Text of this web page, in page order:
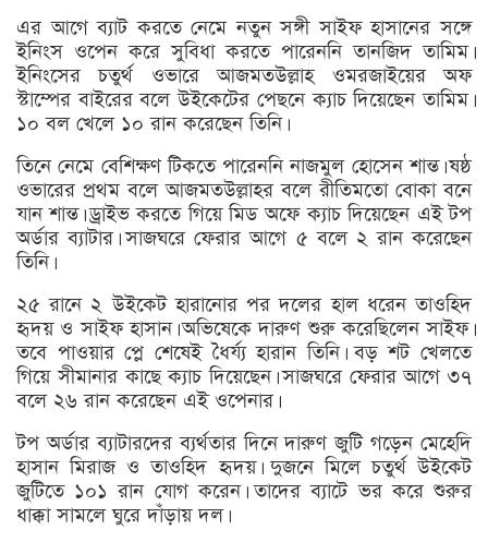
এর আগে ব্যাট করতে নেমে নতুন সঙ্গী সাইফ হাসানের সঙ্গে
ইনিংস ওপেন করে সুবিধা করতে পারেননি তানজিদ তামিম।
ইনিংসের চতুর্থ ওভারে আজমতউল্লাহ ওমরজাইয়ের অফ
স্টাম্পের বাইরের বলে উইকেটের পেছনে ক্যাচ দিয়েছেন তামিম।
১০ বল খেলে ১০ রান করেছেন তিনি।
তিনে নেমে বেশিক্ষণ টিকতে পারেননি নাজমুল হোসেন শান্ত। ষষ্ঠ
ওভারের প্রথম বলে আজমতউল্লাহর বলে রীতিমতো বোকা বনে
যান শান্ত। ড্রাইভ করতে গিয়ে মিড অফে ক্যাচ দিয়েছেন এই টপ
অর্ডার ব্যাটার। সাজঘরে ফেরার আগে ৫ বলে ২ রান করেছেন
তিনি।
২৫ রানে ২ উইকেট হারানোর পর দলের হাল ধরেন তাওহিদ
হৃদয় ও সাইফ হাসান। অভিষেকে দারুণ শুরু করেছিলেন সাইফ।
তবে পাওয়ার প্লে শেষেই ধৈর্য্য হারান তিনি। বড় শট খেলতে
গিয়ে সীমানার কাছে ক্যাচ দিয়েছেন। সাজঘরে ফেরার আগে ৩৭
বলে ২৬ রান করেছেন এই ওপেনার।
টপ অর্ডার ব্যাটারদের ব্যর্থতার দিনে দারুণ জুটি গড়েন মেহেদি
হাসান মিরাজ ও তাওহিদ হৃদয়। দুজনে মিলে চতুর্থ উইকেট
জুটিতে ১০১ রান যোগ করেন। তাদের ব্যাটে ভর করে শুরুর
ধাক্কা সামলে ঘুরে দাঁড়ায় দল।